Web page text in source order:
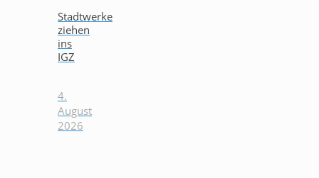
Stadtwerke
ziehen
ins
IGZ
4.
August
2026